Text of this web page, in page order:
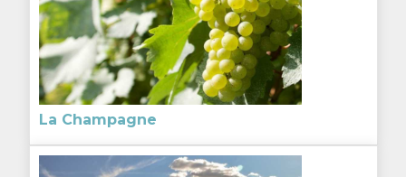
La Champagne